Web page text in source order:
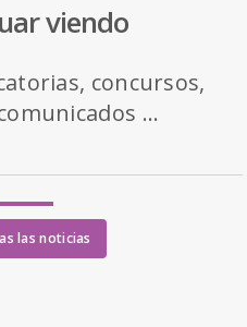
viendo
concursos,
...
las noticias